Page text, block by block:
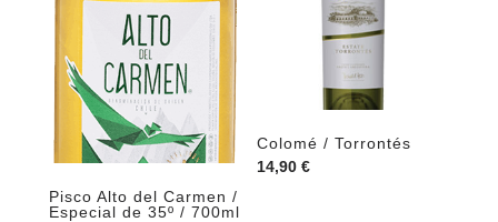
Pisco Alto del Carmen /
Especial de 35º / 700ml
Colomé / Torrontés
14,90€